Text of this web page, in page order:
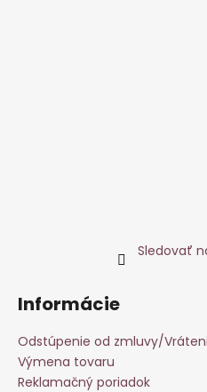
Sledovať
Informácie
Odstúpenie od zmluvy/
Výmena tovaru
Reklamačný poriadok